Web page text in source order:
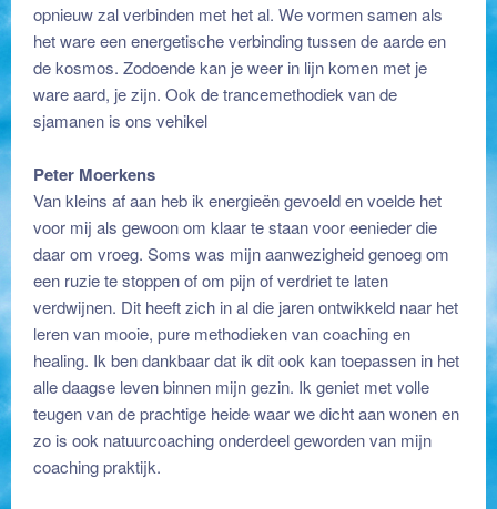
opnieuw zal verbinden met het al. We vormen samen als
het ware een energetische verbinding tussen de aarde en
de kosmos. Zodoende kan je weer in lijn komen met je
ware aard, je zijn. Ook de trancemethodiek van de
sjamanen is ons vehikel
Peter Moerkens
Van kleins af aan heb ik energieën gevoeld en voelde het
voor mij als gewoon om klaar te staan voor eenieder die
daar om vroeg. Soms was mijn aanwezigheid genoeg om
een ruzie te stoppen of om pijn of verdriet te laten
verdwijnen. Dit heeft zich in al die jaren ontwikkeld naar het
leren van mooie, pure methodieken van coaching en
healing. Ik ben dankbaar dat ik dit ook kan toepassen in het
alle daagse leven binnen mijn gezin. Ik geniet met volle
teugen van de prachtige heide waar we dicht aan wonen en
zo is ook natuurcoaching onderdeel geworden van mijn
coaching praktijk.